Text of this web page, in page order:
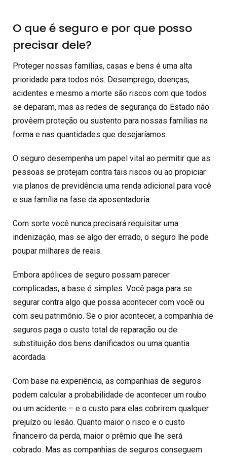
O que é seguro e por que posso
precisar dele?
Proteger nossas famílias, casas e bens é uma alta
prioridade para todos nós. Desemprego, doenças,
acidentes e mesmo a morte são riscos com que todos
se deparam, mas as redes de segurança do Estado não
provêem proteção ou sustento para nossas famílias na
forma e nas quantidades que desejaríamos.
O seguro desempenha um papel vital ao permitir que as
pessoas se protejam contra tais riscos ou ao propiciar
via planos de previdência uma renda adicional para você
e sua família na fase da aposentadoria.
Com sorte você nunca precisará requisitar uma
indenização, mas se algo der errado, o seguro lhe pode
poupar milhares de reais.
Embora apólices de seguro possam parecer
complicadas, a base é simples. Você paga para se
segurar contra algo que possa acontecer com você ou
com seu patrimônio. Se o pior acontecer, a companhia de
seguros paga o custo total de reparação ou de
substituição dos bens danificados ou uma quantia
acordada.
Com base na experiência, as companhias de seguros
podem calcular a probabilidade de acontecer um roubo
ou um acidente – e o custo para elas cobrirem qualquer
prejuízo ou lesão. Quanto maior o risco e o custo
financeiro da perda, maior o prêmio que lhe será
cobrado. Mas as companhias de seguros conseguem